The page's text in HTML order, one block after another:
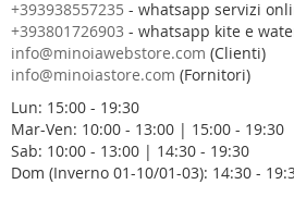
s
t
r
a
e
w
s
l
+393938557235 - whatsapp servizi
+393801726903 - whatsapp kite e
info@minoiawebstore.com (Clienti)
info@minoiastore.com (Fornitori)
Lun: 15:00 - 19:30
Mar-Ven: 10:00 - 13:00 | 15:00 - 19:30
Sab: 10:00 - 13:00 | 14:30 - 19:30
Dom (Inverno 01-10/01-03): 14:30 -